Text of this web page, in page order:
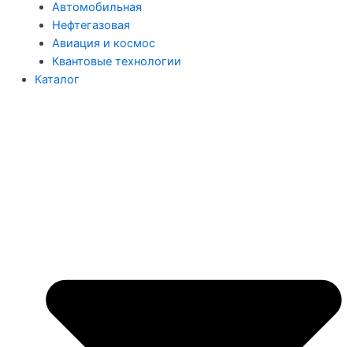
Автомобильная
Нефтегазовая
Авиация и космос
Квантовые технологии
Каталог